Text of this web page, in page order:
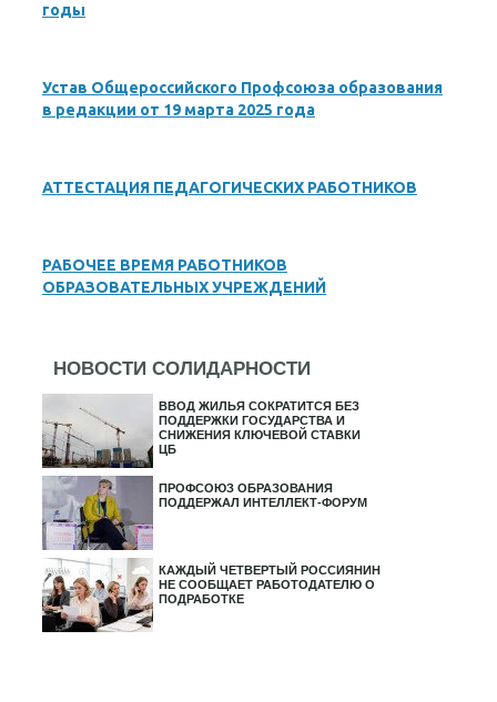
годы
Устав Общероссийского Профсоюза образования
в редакции от 19 марта 2025 года
АТТЕСТАЦИЯ ПЕДАГОГИЧЕСКИХ РАБОТНИКОВ
РАБОЧЕЕ ВРЕМЯ РАБОТНИКОВ
ОБРАЗОВАТЕЛЬНЫХ УЧРЕЖДЕНИЙ
НОВОСТИ СОЛИДАРНОСТИ
ВВОД ЖИЛЬЯ СОКРАТИТСЯ БЕЗ
ПОДДЕРЖКИ ГОСУДАРСТВА И
СНИЖЕНИЯ КЛЮЧЕВОЙ СТАВКИ
ЦБ
ПРОФСОЮЗ ОБРАЗОВАНИЯ
ПОДДЕРЖАЛ ИНТЕЛЛЕКТ-ФОРУМ
КАЖДЫЙ ЧЕТВЕРТЫЙ РОССИЯНИН
НЕ СООБЩАЕТ РАБОТОДАТЕЛЮ О
ПОДРАБОТКЕ